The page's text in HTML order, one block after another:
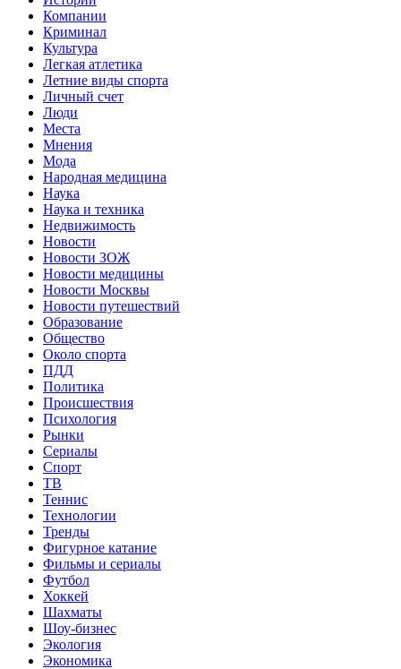
Компании
Криминал
Культура
Легкая атлетика
Летние виды спорта
Личный счет
Люди
Места
Мнения
Мода
Народная медицина
Наука
Наука и техника
Недвижимость
Новости
Новости ЗОЖ
Новости медицины
Новости Москвы
Новости путешествий
Образование
Общество
Около спорта
ПДД
Политика
Происшествия
Психология
Рынки
Сериалы
Спорт
ТВ
Теннис
Технологии
Тренды
Фигурное катание
Фильмы и сериалы
Футбол
Хоккей
Шахматы
Шоу-бизнес
Экология
Экономика